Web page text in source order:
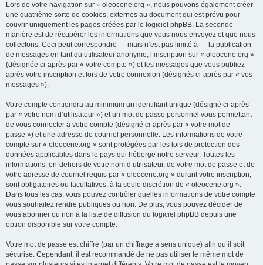
Lors de votre navigation sur « oleocene.org », nous pouvons également créer
une quatrième sorte de cookies, externes au document qui est prévu pour
couvrir uniquement les pages créées par le logiciel phpBB. La seconde
manière est de récupérer les informations que vous nous envoyez et que nous
collectons. Ceci peut correspondre — mais n’est pas limité à — la publication
de messages en tant qu’utilisateur anonyme, l’inscription sur « oleocene.org »
(désignée ci-après par « votre compte ») et les messages que vous publiez
après votre inscription et lors de votre connexion (désignés ci-après par « vos
messages »).
Votre compte contiendra au minimum un identifiant unique (désigné ci-après
par « votre nom d’utilisateur ») et un mot de passe personnel vous permettant
de vous connecter à votre compte (désigné ci-après par « votre mot de
passe ») et une adresse de courriel personnelle. Les informations de votre
compte sur « oleocene.org » sont protégées par les lois de protection des
données applicables dans le pays qui héberge notre serveur. Toutes les
informations, en-dehors de votre nom d’utilisateur, de votre mot de passe et de
votre adresse de courriel requis par « oleocene.org » durant votre inscription,
sont obligatoires ou facultatives, à la seule discrétion de « oleocene.org ».
Dans tous les cas, vous pouvez contrôler quelles informations de votre compte
vous souhaitez rendre publiques ou non. De plus, vous pouvez décider de
vous abonner ou non à la liste de diffusion du logiciel phpBB depuis une
option disponible sur votre compte.
Votre mot de passe est chiffré (par un chiffrage à sens unique) afin qu’il soit
sécurisé. Cependant, il est recommandé de ne pas utiliser le même mot de